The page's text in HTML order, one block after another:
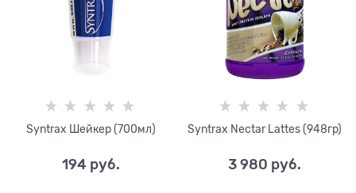
Syntrax Шейкер (700мл)
194 руб.
Syntrax Nectar Lattes (948гр)
3 980 руб.